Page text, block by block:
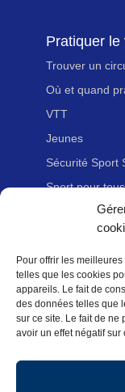
Pour offrir les
telles que les cookies
appareils. Le fait de
des données telles que
sur ce site. Le fait de ne
avoir un effet négatif
Pratiquer le
Trouver un
Où et quand
VTT
Jeunes
Sécurité Sport
Sport pour
Adhérer à la
Nous contacter
Newsletter
Mentions
Politique des
Politique de